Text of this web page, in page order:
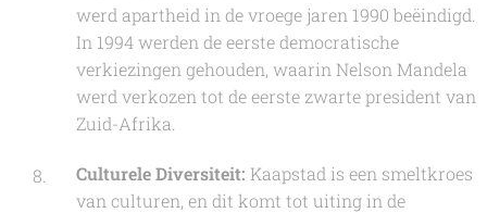
werd apartheid in de vroege jaren 1990 beëindigd.
In 1994 werden de eerste democratische
verkiezingen gehouden, waarin Nelson Mandela
werd verkozen tot de eerste zwarte president van
Zuid-Afrika.
Culturele Diversiteit: Kaapstad is een smeltkroes
van culturen, en dit komt tot uiting in de